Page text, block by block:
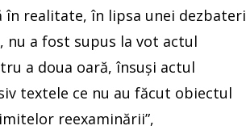
în realitate, în lipsa unei dezbateri
nu a fost supus la vot actul
a doua oară, însuşi actul
textele ce nu au făcut obiectul
reexaminării”,